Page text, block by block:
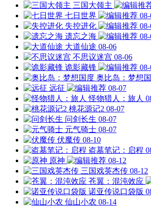
三国大领主
七日世界
失控进化
遗忘之海
大道仙途 08-06
不思议迷宫 08-06
诡影藏锋
奥比岛：梦想
远征
08-07
怪物猎人：旅人
桃花源记2 08-07
问剑长生 08-07
元气骑士 08-07
伏魔传 08-10
盗墓笔记：启程
原神
08-12
三国戏英杰传 08-12
苍翼：混沌效应
诺亚传说口袋版
仙山小农 08-14